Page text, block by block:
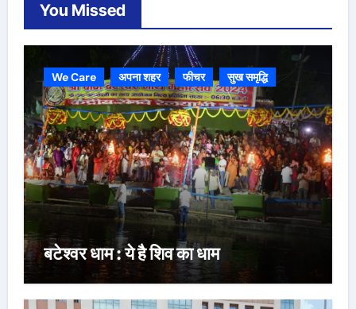
You Missed
We Care अपना शहर फीचर सुख समृद्धि
बटेश्वर धाम : ये है शिव का धाम